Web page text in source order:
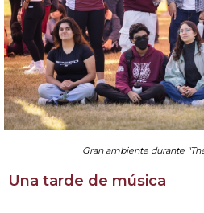
Gran ambiente durante
Una tarde de música